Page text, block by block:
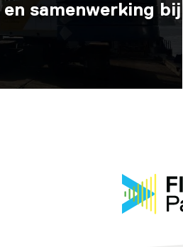
samenwerking bij